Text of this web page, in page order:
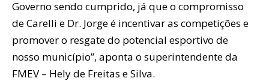
Governo sendo cumprido, já que o compromisso
de Carelli e Dr. Jorge é incentivar as competições e
promover o resgate do potencial esportivo de
nosso município”, aponta o superintendente da
FMEV – Hely de Freitas e Silva.